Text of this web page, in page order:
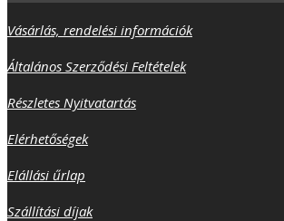
Vásárlás, rendelési információk
Általános Szerződési Feltételek
Részletes Nyitvatartás
Elérhetőségek
Elállási űrlap
Szállítási díjak